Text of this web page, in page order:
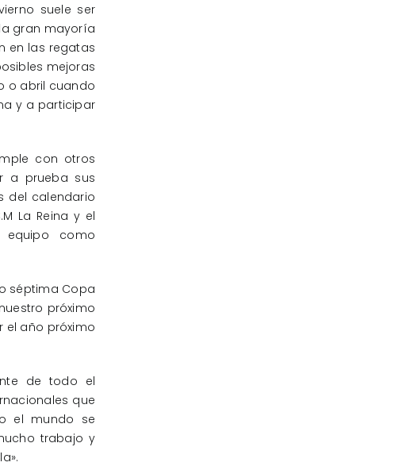
suele ser
gran mayoría
en las regatas
mejoras
o abril cuando
y a participar
con otros
a prueba sus
del calendario
La Reina y el
como
séptima Copa
próximo
el año próximo
de todo el
que
el mundo se
trabajo y